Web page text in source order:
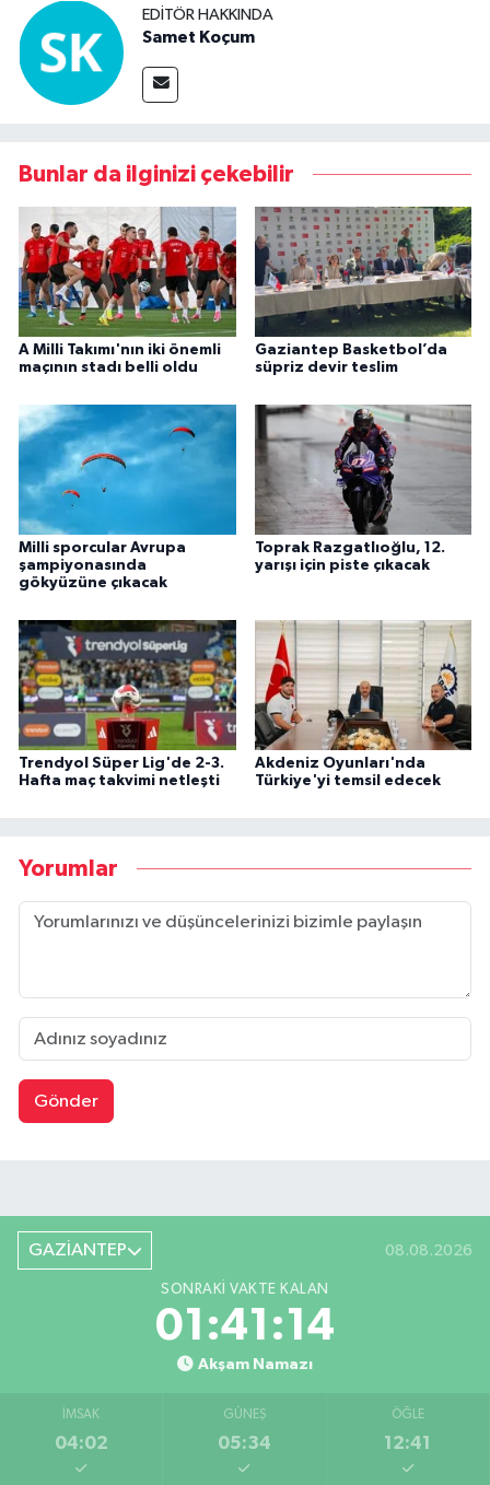
EDITÖR HAKKINDA
Samet Koçum
Bunlar da ilginizi çekebilir
A Milli Takımı'nın iki önemli
maçının stadı belli oldu
Gaziantep Basketbol’da
süpriz devir teslim
Milli sporcular Avrupa
şampiyonasında
gökyüzüne çıkacak
Toprak Razgatlıoğlu, 12.
yarışı için piste çıkacak
Trendyol Süper Lig'de 2-3.
Hafta maç takvimi netleşti
Akdeniz Oyunları'nda
Türkiye'yi temsil edecek
Yorumlar
Gönder
GAZİANTEP 08.08.2026
SONRAKI VAKTE KALAN
01:41:13
Akşam Namazı
İMSAK
04:02
GÜNEŞ
05:34
ÖĞLE
12:41